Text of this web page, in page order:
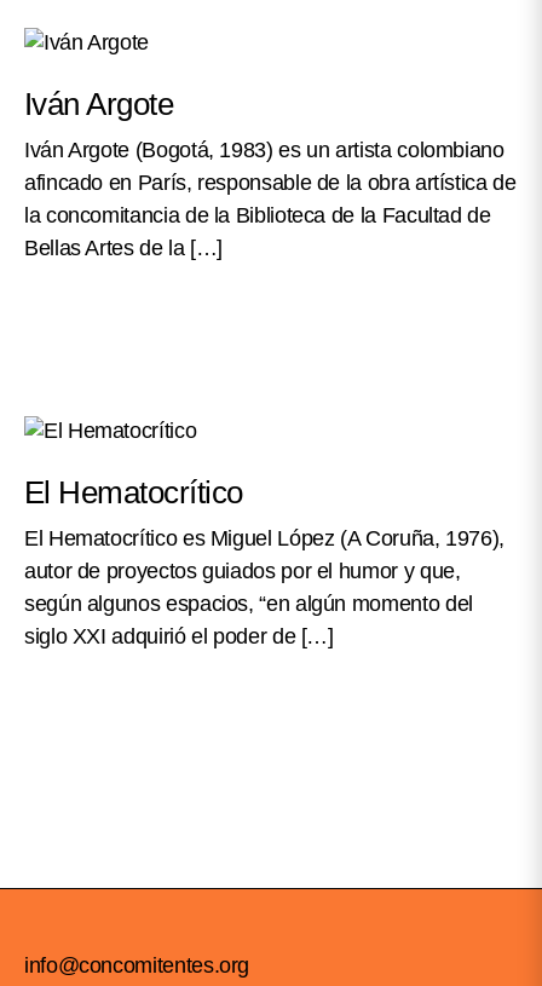
Iván Argote
Iván Argote (Bogotá, 1983) es un artista colombiano
afincado en París, responsable de la obra artística de
la concomitancia de la Biblioteca de la Facultad de
Bellas Artes de la […]
El Hematocrítico
El Hematocrítico es Miguel López (A Coruña, 1976),
autor de proyectos guiados por el humor y que,
según algunos espacios, “en algún momento del
siglo XXI adquirió el poder de […]
info@concomitentes.org